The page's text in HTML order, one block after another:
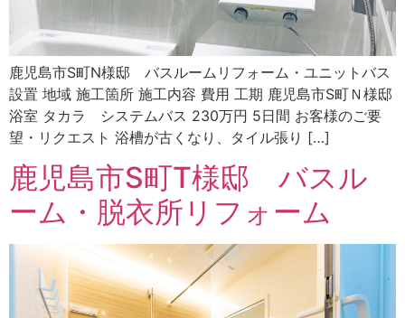
鹿児島市S町N様邸 バスルームリフォーム・ユニットバス
設置 地域 施工箇所 施工内容 費用 工期 鹿児島市S町Ｎ様邸
浴室 タカラ システムバス 230万円 5日間 お客様のご要
望・リクエスト 浴槽が古くなり、タイル張り […]
鹿児島市S町T様邸 バスル
ーム・脱衣所リフォーム